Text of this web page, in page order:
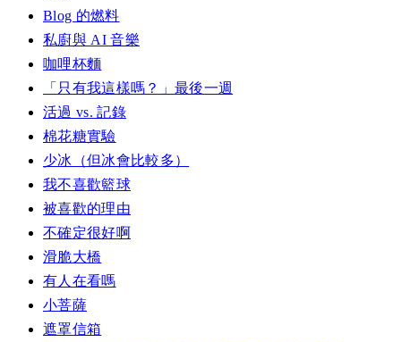
Blog 的燃料
私廚與 AI 音樂
咖哩杯麵
「只有我這樣嗎？」最後一週
活過 vs. 記錄
棉花糖實驗
少冰（但冰會比較多）
我不喜歡籃球
被喜歡的理由
不確定很好啊
滑脆大橋
有人在看嗎
小菩薩
遮罩信箱